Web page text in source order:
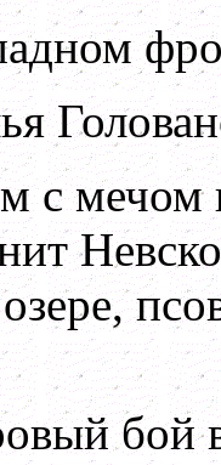
с мечом
бой